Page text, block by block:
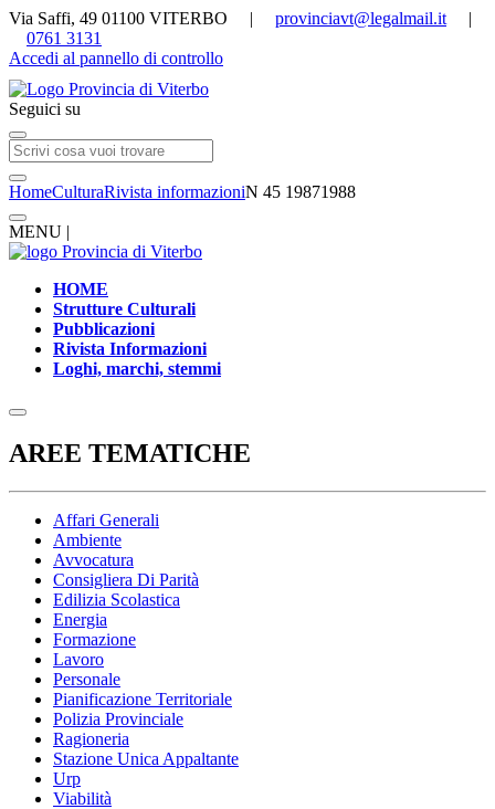
Via Saffi, 49 01100 VITERBO | provinciavt@legalmail.it |
0761 3131
Accedi al pannello di controllo
Seguici su
HomeCulturaRivista informazioniN 45 19871988
MENU |
HOME
Strutture Culturali
Pubblicazioni
Rivista Informazioni
Loghi, marchi, stemmi
AREE TEMATICHE
Affari Generali
Ambiente
Avvocatura
Consigliera Di Parità
Edilizia Scolastica
Energia
Formazione
Lavoro
Personale
Pianificazione Territoriale
Polizia Provinciale
Ragioneria
Stazione Unica Appaltante
Urp
Viabilità